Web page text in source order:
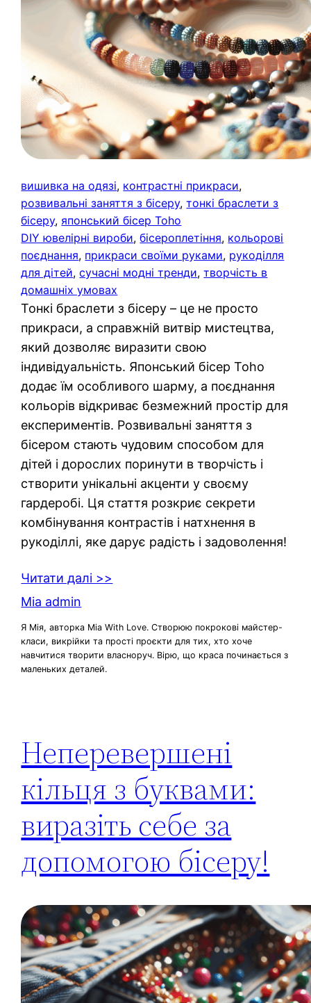
вишивка на одязі, контрастні прикраси
розвивальні заняття з бісеру, тонкі браслети з
бісеру, японський бісер Toho
DIY ювелірні вироби, бісероплетіння, кольорові
поєднання, прикраси своїми руками, рукоділля
для дітей, сучасні модні тренди, творчість в
домашніх умовах
Тонкі браслети з бісеру – це не просто
прикраси, а справжній витвір мистецтва,
який дозволяє виразити свою
індивідуальність. Японський бісер Toho
додає їм особливого шарму, а поєднання
кольорів відкриває безмежний простір для
експериментів. Розвивальні заняття з
бісером стають чудовим способом для
дітей і дорослих поринути в творчість і
створити унікальні акценти у своєму
гардеробі. Ця стаття розкриє секрети
комбінування контрастів і натхнення в
рукоділлі, яке дарує радість і задоволення!
Читати далі >>
Mia admin
Я Мія, авторка Mia With Love. Створюю покрокові майстер-
класи, викрійки та прості проєкти для тих, хто хоче
навчитися творити власноруч. Вірю, що краса починається з
маленьких деталей.
Неперевершені
кільця з буквами:
виразіть себе за
допомогою бісеру!